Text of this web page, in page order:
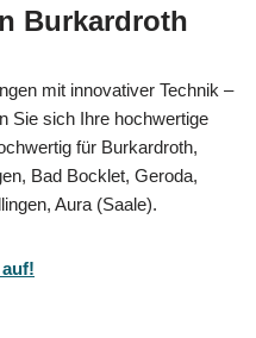
Burkardroth
mit innovativer Technik –
Sie sich Ihre hochwertige
für Burkardroth,
Bad Bocklet, Geroda,
Aura (Saale).